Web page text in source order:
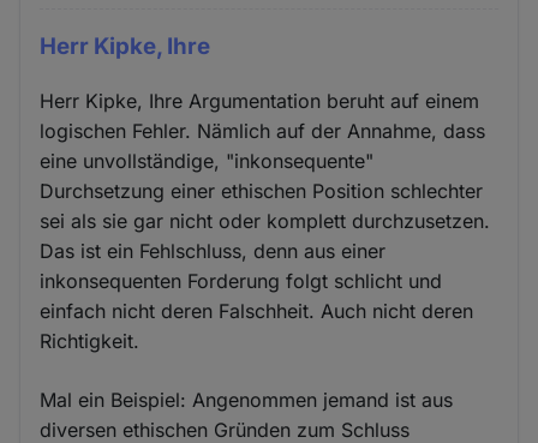
Herr Kipke, Ihre
Herr Kipke, Ihre Argumentation beruht auf einem
logischen Fehler. Nämlich auf der Annahme, dass
eine unvollständige, "inkonsequente"
Durchsetzung einer ethischen Position schlechter
sei als sie gar nicht oder komplett durchzusetzen.
Das ist ein Fehlschluss, denn aus einer
inkonsequenten Forderung folgt schlicht und
einfach nicht deren Falschheit. Auch nicht deren
Richtigkeit.
Mal ein Beispiel: Angenommen jemand ist aus
diversen ethischen Gründen zum Schluss